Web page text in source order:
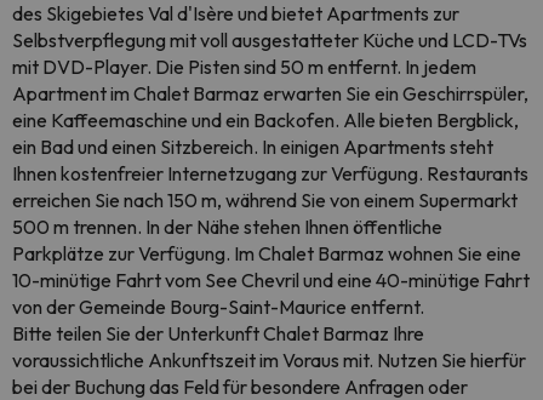
des Skigebietes Val d'Isère und bietet Apartments zur
Selbstverpflegung mit voll ausgestatteter Küche und LCD-TVs
mit DVD-Player. Die Pisten sind 50 m entfernt. In jedem
Apartment im Chalet Barmaz erwarten Sie ein Geschirrspüler,
eine Kaffeemaschine und ein Backofen. Alle bieten Bergblick,
ein Bad und einen Sitzbereich. In einigen Apartments steht
Ihnen kostenfreier Internetzugang zur Verfügung. Restaurants
erreichen Sie nach 150 m, während Sie von einem Supermarkt
500 m trennen. In der Nähe stehen Ihnen öffentliche
Parkplätze zur Verfügung. Im Chalet Barmaz wohnen Sie eine
10-minütige Fahrt vom See Chevril und eine 40-minütige Fahrt
von der Gemeinde Bourg-Saint-Maurice entfernt.
Bitte teilen Sie der Unterkunft Chalet Barmaz Ihre
voraussichtliche Ankunftszeit im Voraus mit. Nutzen Sie hierfür
bei der Buchung das Feld für besondere Anfragen oder